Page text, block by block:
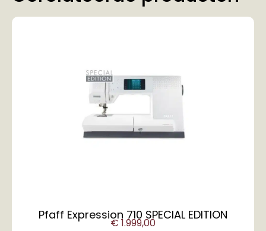
Pfaff Expression 710 SPECIAL EDITION
€1.999,00